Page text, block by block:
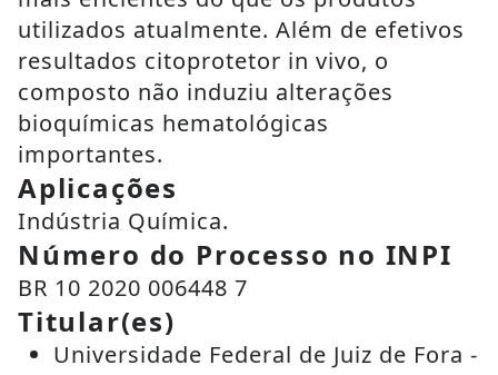
utilizados atualmente. Além de efetivos
resultados citoprotetor in vivo, o
composto não induziu alterações
bioquímicas hematológicas
importantes.
Aplicações
Indústria Química.
Número do Processo no INPI
BR 10 2020 006448 7
Titular(es)
Universidade Federal de Juiz de Fora -